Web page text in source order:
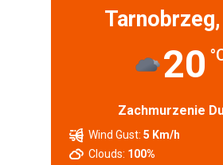
20
Zachmurzenie
Wind Gust: 5 Km/h
Clouds: 100%